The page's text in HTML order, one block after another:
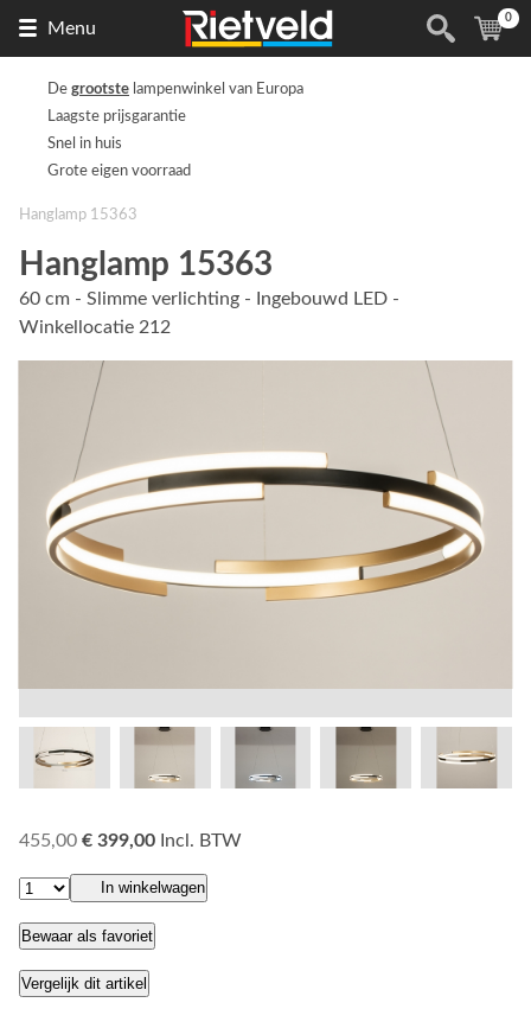
Menu
de
(
0
De grootste lampenwinkel van Europa
Laagste prijsgarantie
Snel in huis
Grote eigen voorraad
Hanglamp 15363
Hanglamp 15363
60 cm - Slimme verlichting - Ingebouwd LED -
Winkellocatie 212
455,00 € 399,00 Incl. BTW
In winkelwagen
Bewaar als favoriet
Vergelijk dit artikel